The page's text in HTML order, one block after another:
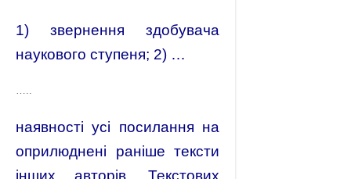
1) звернення здобувача
наукового ступеня; 2) …
…..
наявності усі посилання на
оприлюднені раніше тексти